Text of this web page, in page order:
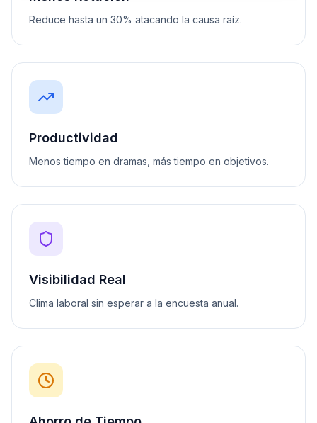
Reduce hasta un 30% atacando la causa raíz.
Productividad
Menos tiempo en dramas, más tiempo en objetivos.
Visibilidad Real
Clima laboral sin esperar a la encuesta anual.